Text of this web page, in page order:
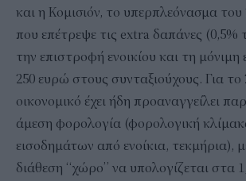
και η Κομισιόν, το υπερπλεόνασμα του
που επέτρεψε τις extra δαπάνες (0,5%
την επιστροφή ενοικίου και τη
250 ευρώ στους συνταξιούχους. Για το
οικονομικό έχει ήδη προαναγγείλει
άμεση φορολογία (φορολογική
εισοδημάτων από ενοίκια, τεκμήρια),
διάθεση “χώρο” να υπολογίζεται στα